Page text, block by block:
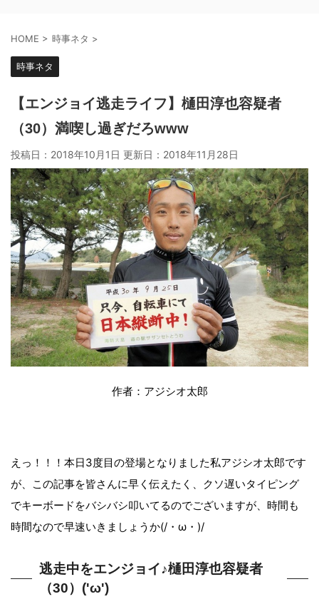
HOME > 時事ネタ >
時事ネタ
【エンジョイ逃走ライフ】樋田淳也容疑者
（30）満喫し過ぎだろwww
投稿日：2018年10月1日 更新日： 2018年11月28日
作者：アジシオ太郎
えっ！！！本日3度目の登場となりました私アジシオ太郎です
が、この記事を皆さんに早く伝えたく、クソ遅いタイピング
でキーボードをバシバシ叩いてるのでございますが、時間も
時間なので早速いきましょうか(/・ω・)/
逃走中をエンジョイ♪樋田淳也容疑者
（30）('ω')